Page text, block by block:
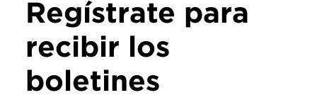
Regístrate para
recibir los
boletines